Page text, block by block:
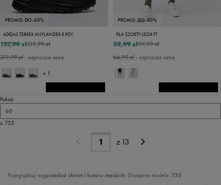
PROMO: DO -30%
ADIDAS TERREX ANYLANDER R.RDY
219,99 zł
197,99 zł
219,99 zł- najniższa cena
+ 1
PROMO: DO -30%
FILA SZORTY LEOX FT
99,99 zł
59,99 zł
64,99 zł- najniższa cena
Pokaż
60
z 735
z 13
Przeglądasz wyprzedaż ubrań i butów męskich. Dostępne modele: 735